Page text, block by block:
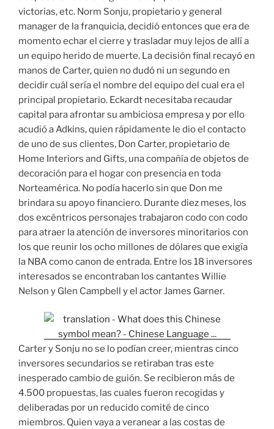
victorias, etc. Norm Sonju, propietario y general
manager de la franquicia, decidió entonces que era de
momento echar el cierre y trasladar muy lejos de allí a
un equipo herido de muerte. La decisión final recayó en
manos de Carter, quien no dudó ni un segundo en
decidir cuál sería el nombre del equipo del cual era el
principal propietario. Eckardt necesitaba recaudar
capital para afrontar su ambiciosa empresa y por ello
acudió a Adkins, quien rápidamente le dio el contacto
de uno de sus clientes, Don Carter, propietario de
Home Interiors and Gifts, una compañía de objetos de
decoración para el hogar con presencia en toda
Norteamérica. No podía hacerlo sin que Don me
brindara su apoyo financiero. Durante diez meses, los
dos excéntricos personajes trabajaron codo con codo
para atraer la atención de inversores minoritarios con
los que reunir los ocho millones de dólares que exigía
la NBA como canon de entrada. Entre los 18 inversores
interesados se encontraban los cantantes Willie
Nelson y Glen Campbell y el actor James Garner.
Carter y Sonju no se lo podían creer, mientras cinco
inversores secundarios se retiraban tras este
inesperado cambio de guión. Se recibieron más de
4.500 propuestas, las cuales fueron recogidas y
deliberadas por un reducido comité de cinco
miembros. Quien vaya a veranear a las costas de